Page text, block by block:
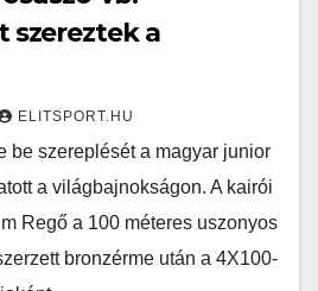
szereztek a
ELITSPORT.HU
be szereplését a magyar junior
a világbajnokságon. A kairói
Regő a 100 méteres uszonyos
bronzérme után a 4X100-